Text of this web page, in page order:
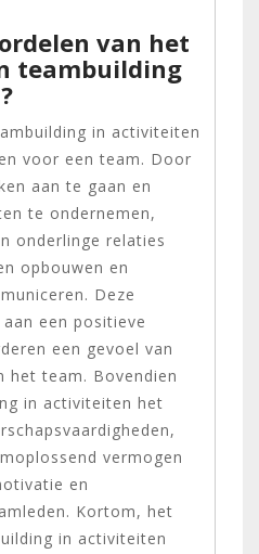
van het
teambuilding
in activiteiten
voor een team. Door
aan te gaan en
te ondernemen,
onderlinge relaties
opbouwen en
Deze
een positieve
een gevoel van
het team. Bovendien
in activiteiten het
vermogen
en
Kortom, het
in activiteiten